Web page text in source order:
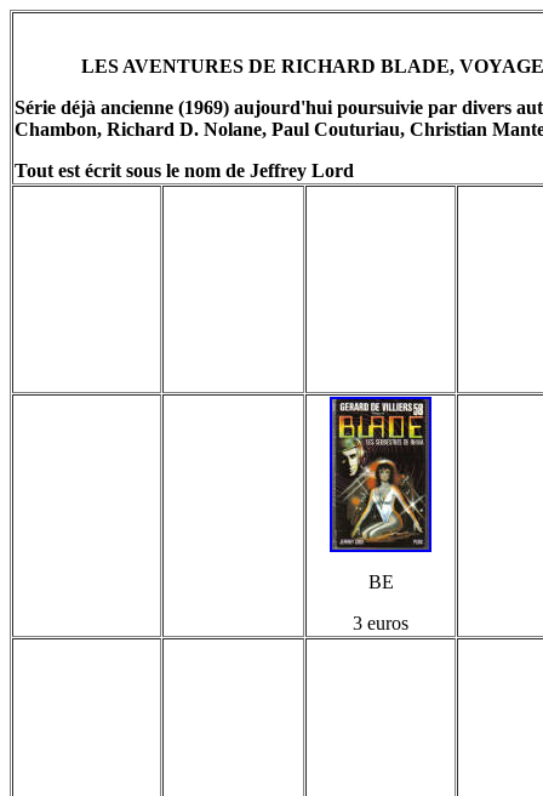
LES AVENTURES DE RICHARD BLADE,
Série déjà ancienne (1969) aujourd'hui poursuivie par divers
Chambon, Richard D. Nolane, Paul Couturiau, Christian
Tout est écrit sous le nom de Jeffrey Lord
BE
3 euros